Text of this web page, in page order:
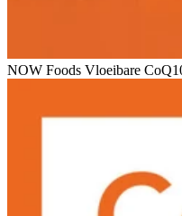
NOW Foods Vloeibare